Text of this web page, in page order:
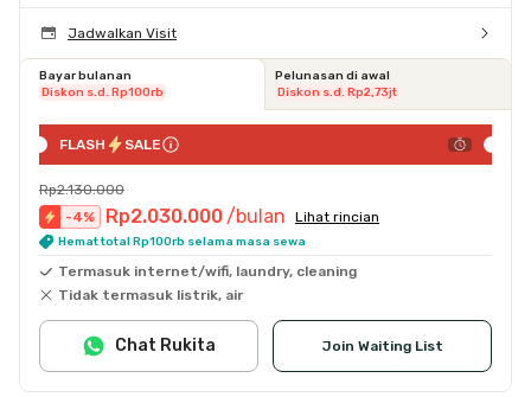
Jadwalkan Visit
Bayar bulanan
Diskon s.d. Rp100rb
Pelunasan di awal
Diskon s.d. Rp2,73jt
FLASH SALE
Rp2.130.000
-4% Rp2.030.000 /bulan Lihat rincian
Hemat total Rp100rb selama masa sewa
Termasuk internet/wifi, laundry, cleaning
Tidak termasuk listrik, air
Join Waiting List
Chat Rukita